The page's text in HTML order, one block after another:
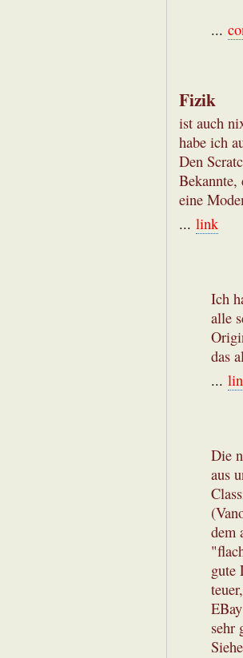
...
Fizik
ist auch
habe ich
Den
Bekannte,
eine
... link
Ich
alle
das
...
Die
aus
dem
gute
sehr